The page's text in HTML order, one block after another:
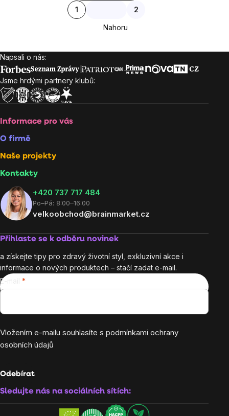
výpisu
Stránkování
1 2
Nahoru
Zápatí
Napsali o nás:
Jsme hrdými partnery klubů:
Informace pro vás
O firmě
Naše projekty
Kontakty
+420 737 717 484
Po–Pá: 8:00–16:00
velkoobchod@brainmarket.cz
Přihlaste se k odběru novinek
a získejte tipy pro zdravý životní styl, exkluzivní akce i
informace o nových produktech – stačí zadat e-mail.
E-mail
Vložením e-mailu souhlasíte s podmínkami ochrany
osobních údajů
Odebírat
Sledujte nás na sociálních sítích: